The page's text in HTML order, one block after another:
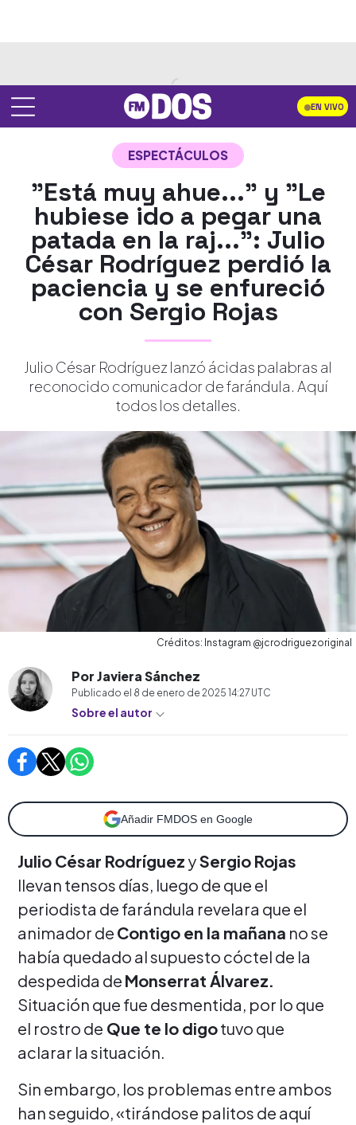
EN VIVO
ESPECTÁCULOS
"Está muy ahue..." y "Le
hubiese ido a pegar una
patada en la raj...": Julio
César Rodríguez perdió la
paciencia y se enfureció
con Sergio Rojas
Julio César Rodríguez lanzó ácidas palabras al
reconocido comunicador de farándula. Aquí
todos los detalles.
Créditos: Instagram @jcrodriguezoriginal
Por Javiera Sánchez
Publicado el 8 de enero de 2025 14:27 UTC
Sobre el autor
Añadir FMDOS en Google
Julio César Rodríguez ySergio Rojas
llevan tensos días, luego de que el
periodista de farándula revelara que el
animador de Contigo en la mañana no se
había quedado al supuesto cóctel de la
despedida de Monserrat Álvarez.
Situación que fue desmentida, por lo que
el rostro de Que te lo digotuvo que
aclarar la situación.
Sin embargo, los problemas entre ambos
han seguido, «tirándose palitos de aquí